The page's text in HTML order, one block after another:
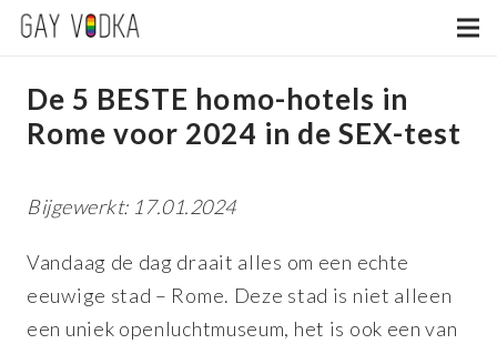
De 5 BESTE homo-hotels in
Romevoor 2024 in de SEX-test
Bijgewerkt: 17.01.2024
Vandaag de dag draait alles om een echte
eeuwige stad – Rome. Deze stad is niet alleen
een uniek openluchtmuseum, het is ook een van